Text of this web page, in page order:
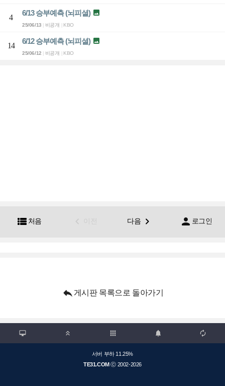
4
6/13 승부예측 (뇌피셜) 
25/06/13 비공개 KBO
14
6/12 승부예측 (뇌피셜) 
25/06/12 비공개 KBO
 처음 다음   로그인
 게시판 목록으로 돌아가기
  apps  
서버 부하 11.25%
TE31.COMⓒ 2002-2026